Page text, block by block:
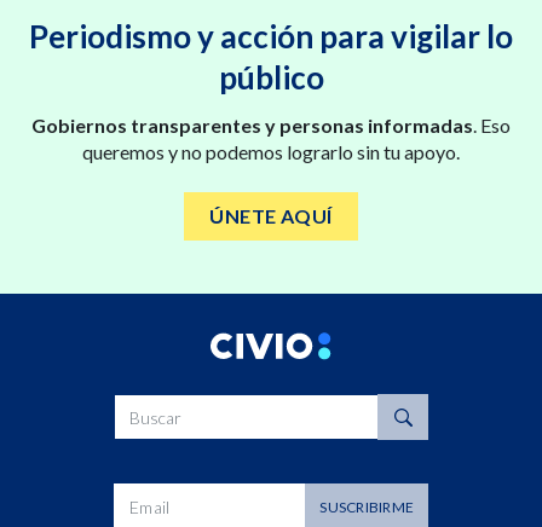
Periodismo y acción para vigilar lo
público
Gobiernos transparentes y personas informadas. Eso
queremos y no podemos lograrlo sin tu apoyo.
ÚNETE AQUÍ
SUSCRIBIRME